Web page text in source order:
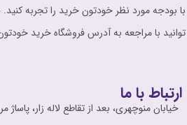
بودجه مورد نظر خودتون خرید را تجربه
با مراجعه به آدرس فروشگاه خرید خودتون
ارتباط با ما
خیابان منوچهری، بعد از تقاطع لاله زار، پاساژ